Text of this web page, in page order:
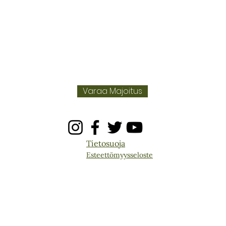
Varaa Majoitus
Tietosuoja
Esteettömyysseloste